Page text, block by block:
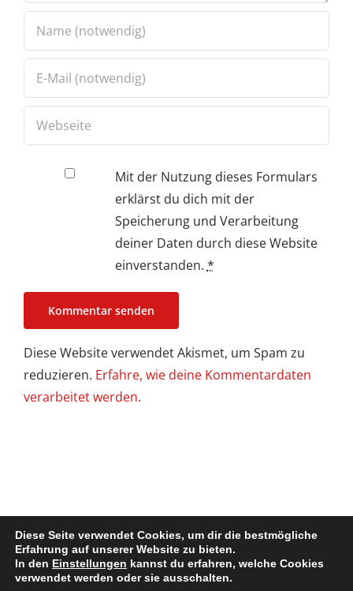
Mit der Nutzung dieses Formulars
erklärst du dich mit der
Speicherung und Verarbeitung
deiner Daten durch diese Website
einverstanden. *
Diese Website verwendet Akismet, um Spam zu
reduzieren. Erfahre, wie deine Kommentardaten
verarbeitet werden.
Impressum / Disclaimer| Copyright @ 2022. All Rights Reserved
Diese Seite verwendet Cookies, um dir die bestmögliche
Erfahrung auf unserer Website zu bieten.
In den Einstellungen kannst du erfahren, welche Cookies
verwendet werden oder sie ausschalten.